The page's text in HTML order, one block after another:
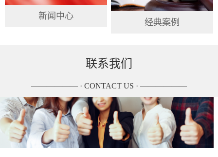
新闻中心
经典案例
联系我们
—————— · CONTACT US · ——————